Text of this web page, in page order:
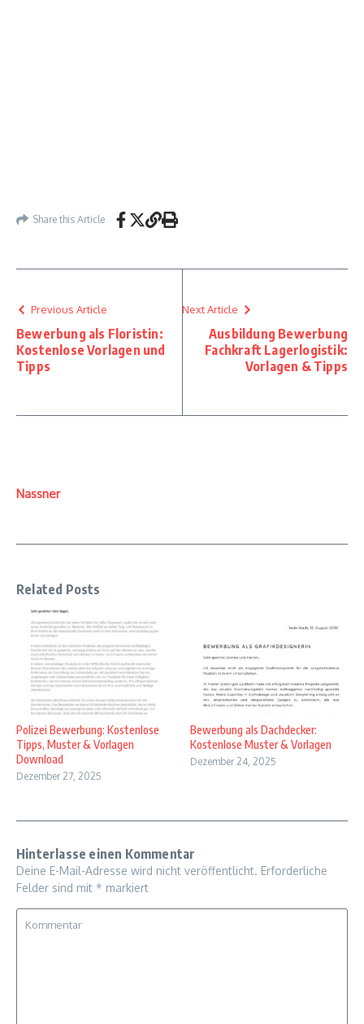
Share this Article
Previous Article
Bewerbung als Floristin:
Kostenlose Vorlagen und
Tipps
Next Article
Ausbildung Bewerbung
Fachkraft Lagerlogistik:
Vorlagen & Tipps
Nassner
Related Posts
Polizei Bewerbung: Kostenlose
Tipps, Muster & Vorlagen
Download
Dezember 27, 2025
Bewerbung als Dachdecker:
Kostenlose Muster & Vorlagen
Dezember 24, 2025
Hinterlasse einen Kommentar
Deine E-Mail-Adresse wird nicht veröffentlicht. Erforderliche
Felder sind mit * markiert